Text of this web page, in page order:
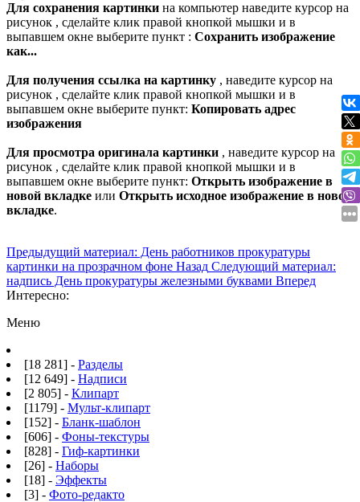
Для сохранения картинки на компьютер наведите курсор на
рисунок , сделайте клик правой кнопкой мышки и в
выпавшем окне выберите пункт : Сохранить изображение
как...
Для получения ссылка на картинку , наведите курсор на
рисунок , сделайте клик правой кнопкой мышки и в
выпавшем окне выберите пункт: Копировать адрес
изображения
Для просмотра оригинала картинки , наведите курсор на
рисунок , сделайте клик правой кнопкой мышки и в
выпавшем окне выберите пункт: Открыть изображение в
новой вкладке или Открыть исходное изображение в новой
вкладке.
Предыдущий материал: День работников прокуратуры
картинки на прозрачном фоне Назад Следующий материал:
надпись День прокуратуры железными буквами Вперед
Интересно:
Меню
[18 281] - Разделы
[12 649] - Надписи
[2 805] - Клипарт
[1179] - Мульт-клипарт
[152] - Бланк-шаблон
[606] - Фоны-текстуры
[828] - Гиф-картинки
[26] - Наборы
[18] - Эффекты
[3] - Фото-редакто